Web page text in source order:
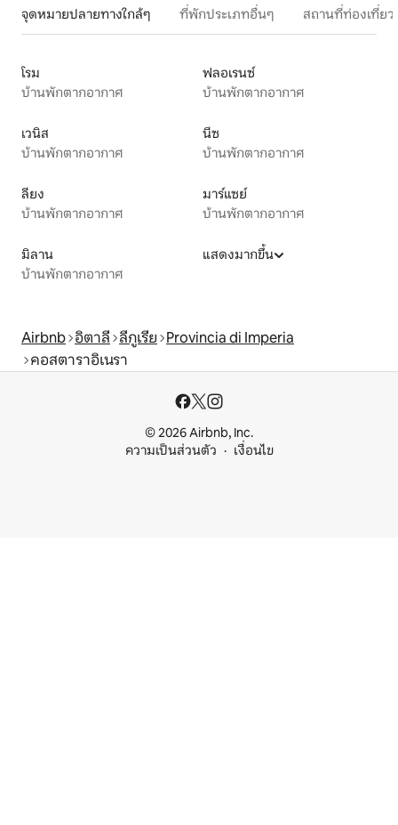
จุดหมายปลายทางใกล้ๆ ที่พักประเภทอื่นๆ สถานที่ท่องเที่ย
โรม
บ้านพักตากอากาศ
ฟลอเรนซ์
บ้านพักตากอากาศ
เวนิส
บ้านพักตากอากาศ
นีซ
บ้านพักตากอากาศ
ลียง
บ้านพักตากอากาศ
มาร์แซย์
บ้านพักตากอากาศ
มิลาน
บ้านพักตากอากาศ
แสดงมากขึ้น
Airbnb อิตาลี ลีกูเรีย Provincia di Imperia
คอสตาราอิเนรา
© 2026 Airbnb, Inc.
ความเป็นส่วนตัว
เงื่อนไข